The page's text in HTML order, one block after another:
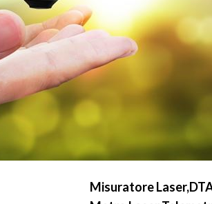
Misuratore